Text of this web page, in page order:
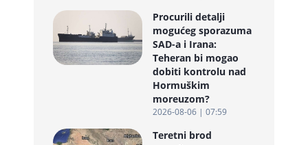
Procurili detalji
mogućeg sporazuma
SAD-a i Irana:
Teheran bi mogao
dobiti kontrolu nad
Hormuškim
moreuzom?
2026-08-06 | 07:59
Teretni brod